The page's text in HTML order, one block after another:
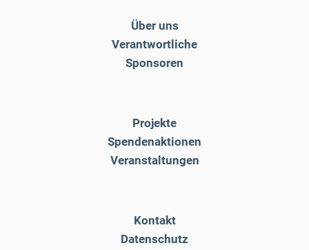
Über uns
Verantwortliche
Sponsoren
Projekte
Spendenaktionen
Veranstaltungen
Kontakt
Datenschutz